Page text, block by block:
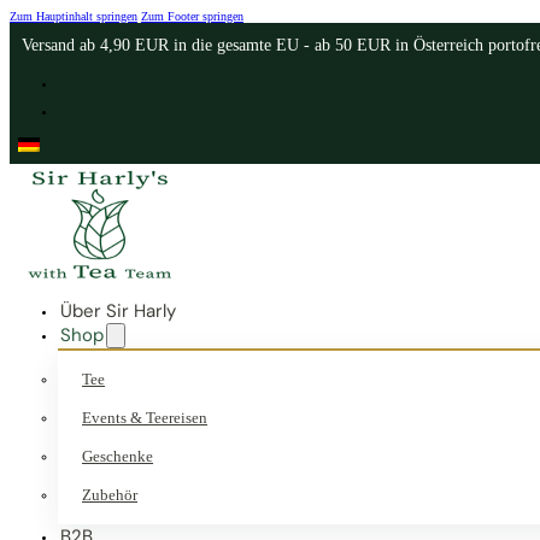
Zum Hauptinhalt springen Zum Footer springen
Versand ab 4,90 EUR in die gesamte EU - ab 50 EUR in Österreich
Über Sir Harly
Shop
Tee
Events & Teereisen
Geschenke
Zubehör